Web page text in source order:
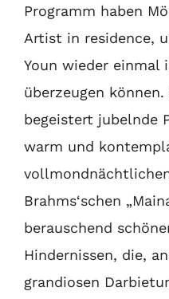
Programm haben
Artist in residence,
Youn wieder einmal
überzeugen
begeistert jubelnde
warm und
Brahms‘schen
berauschend
Hindernissen, die,
grandiosen